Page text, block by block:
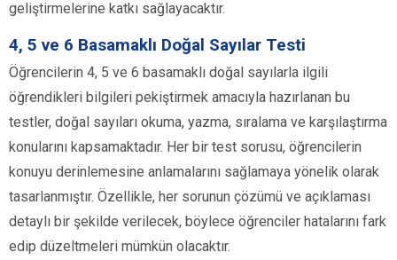
geliştirmelerine katkı sağlayacaktır.
4, 5 ve 6 Basamaklı Doğal Sayılar Testi
Öğrencilerin 4, 5 ve 6 basamaklı doğal sayılarla ilgili
öğrendikleri bilgileri pekiştirmek amacıyla hazırlanan bu
testler, doğal sayıları okuma, yazma, sıralama ve karşılaştırma
konularını kapsamaktadır. Her bir test sorusu, öğrencilerin
konuyu derinlemesine anlamalarını sağlamaya yönelik olarak
tasarlanmıştır. Özellikle, her sorunun çözümü ve açıklaması
detaylı bir şekilde verilecek, böylece öğrenciler hatalarını fark
edip düzeltmeleri mümkün olacaktır.